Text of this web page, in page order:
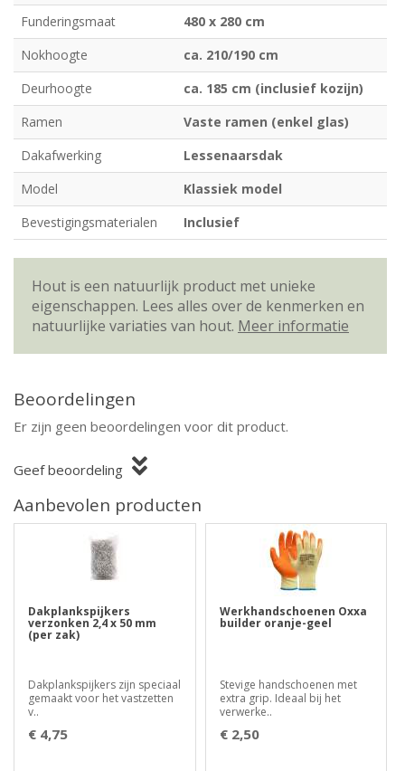
Funderingsmaat
480 x 280 cm
Nokhoogte
ca. 210/190 cm
Deurhoogte
ca. 185 cm (inclusief kozijn)
Ramen
Vaste ramen (enkel glas)
Dakafwerking
Lessenaarsdak
Model
Klassiek model
Bevestigingsmaterialen
Inclusief
Hout is een natuurlijk product met unieke
eigenschappen. Lees alles over de kenmerken en
natuurlijke variaties van hout. Meer informatie
Beoordelingen
Er zijn geen beoordelingen voor dit product.
Geef beoordeling
Aanbevolen producten
Dakplankspijkers
verzonken 2,4 x 50 mm
(per zak)
Dakplankspijkers zijn speciaal
gemaakt voor het vastzetten
v..
€ 4,75
Werkhandschoenen Oxxa
builder oranje-geel
Stevige handschoenen met
extra grip. Ideaal bij het
verwerke..
€ 2,50